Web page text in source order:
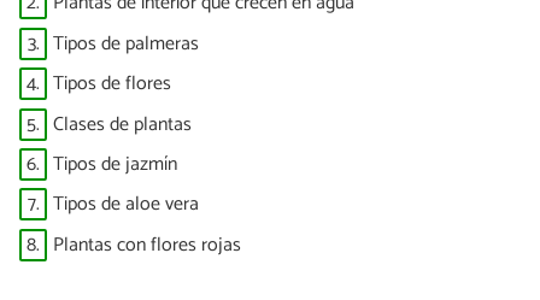
3. Tipos de palmeras
4. Tipos de flores
5. Clases de plantas
6. Tipos de jazmín
7. Tipos de aloe vera
8. Plantas con flores rojas